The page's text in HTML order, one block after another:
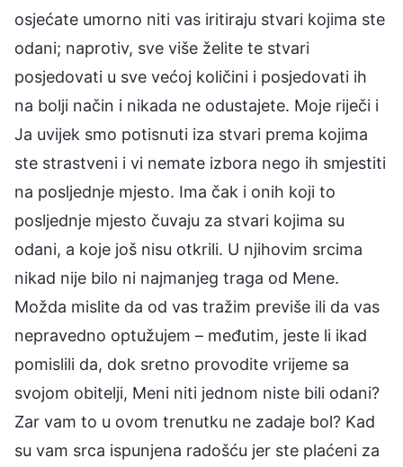
osjećate umorno niti vas iritiraju stvari kojima ste
odani; naprotiv, sve više želite te stvari
posjedovati u sve većoj količini i posjedovati ih
na bolji način i nikada ne odustajete. Moje riječi i
Ja uvijek smo potisnuti iza stvari prema kojima
ste strastveni i vi nemate izbora nego ih smjestiti
na posljednje mjesto. Ima čak i onih koji to
posljednje mjesto čuvaju za stvari kojima su
odani, a koje još nisu otkrili. U njihovim srcima
nikad nije bilo ni najmanjeg traga od Mene.
Možda mislite da od vas tražim previše ili da vas
nepravedno optužujem – međutim, jeste li ikad
pomislili da, dok sretno provodite vrijeme sa
svojom obitelji, Meni niti jednom niste bili odani?
Zar vam to u ovom trenutku ne zadaje bol? Kad
su vam srca ispunjena radošću jer ste plaćeni za